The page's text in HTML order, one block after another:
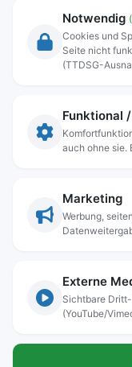
Rechtliche
Datenschutz
Anschrift
83395 Freilassing
Kontakt
Notwendig
Cookies und
Seite nicht
(TTDSG-
Funktional
auch ohne sie.
Marketing
Werbung,
Externe
Sichtbare
(YouTube/